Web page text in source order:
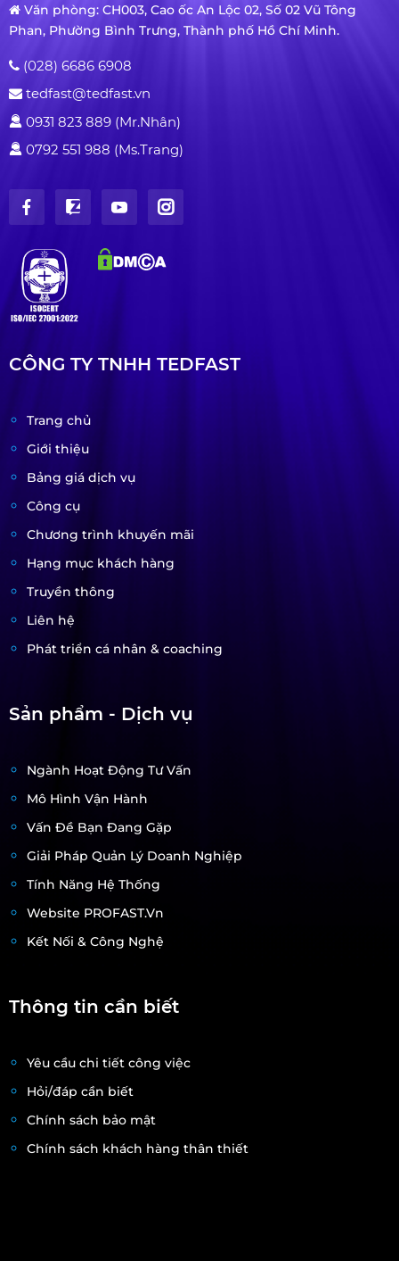
Văn phòng: CH003, Cao ốc An Lộc 02, Số 02 Vũ Tông
Phan, Phường Bình Trưng, Thành phố Hồ Chí Minh.
(028) 6686 6908
tedfast@tedfast.vn
0931 823 889 (Mr.Nhân)
0792 551 988 (Ms.Trang)
CÔNG TY TNHH TEDFAST
Trang chủ
Giới thiệu
Bảng giá dịch vụ
Công cụ
Chương trình khuyến mãi
Hạng mục khách hàng
Truyền thông
Liên hệ
Phát triển cá nhân & coaching
Sản phẩm - Dịch vụ
Ngành Hoạt Động Tư Vấn
Mô Hình Vận Hành
Vấn Đề Bạn Đang Gặp
Giải Pháp Quản Lý Doanh Nghiệp
Tính Năng Hệ Thống
Website PROFAST.vn
Kết Nối & Công Nghệ
Thông tin cần biết
Yêu cầu chi tiết công việc
Hỏi/đáp cần biết
Chính sách bảo mật
Chính sách khách hàng thân thiết